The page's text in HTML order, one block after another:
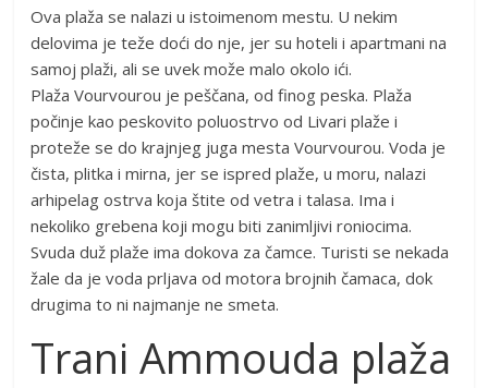
Ova plaža se nalazi u istoimenom mestu. U nekim
delovima je teže doći do nje, jer su hoteli i apartmani na
samoj plaži, ali se uvek može malo okolo ići.
Plaža Vourvourou je peščana, od finog peska. Plaža
počinje kao peskovito poluostrvo od Livari plaže i
proteže se do krajnjeg juga mesta Vourvourou. Voda je
čista, plitka i mirna, jer se ispred plaže, u moru, nalazi
arhipelag ostrva koja štite od vetra i talasa. Ima i
nekoliko grebena koji mogu biti zanimljivi roniocima.
Svuda duž plaže ima dokova za čamce. Turisti se nekada
žale da je voda prljava od motora brojnih čamaca, dok
drugima to ni najmanje ne smeta.
Trani Ammouda plaža